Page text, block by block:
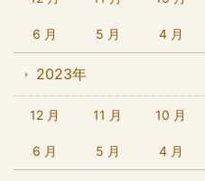
6 月 5 月 4 月
2023年
12 月 11 月 10 月
6 月 5 月 4 月